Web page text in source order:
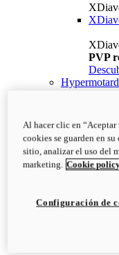
PVP
Hypermotard
Al hacer clic en “Aceptar
cookies se guarden en
sitio, analizar el uso del
marketing. Cookie
Configuración de